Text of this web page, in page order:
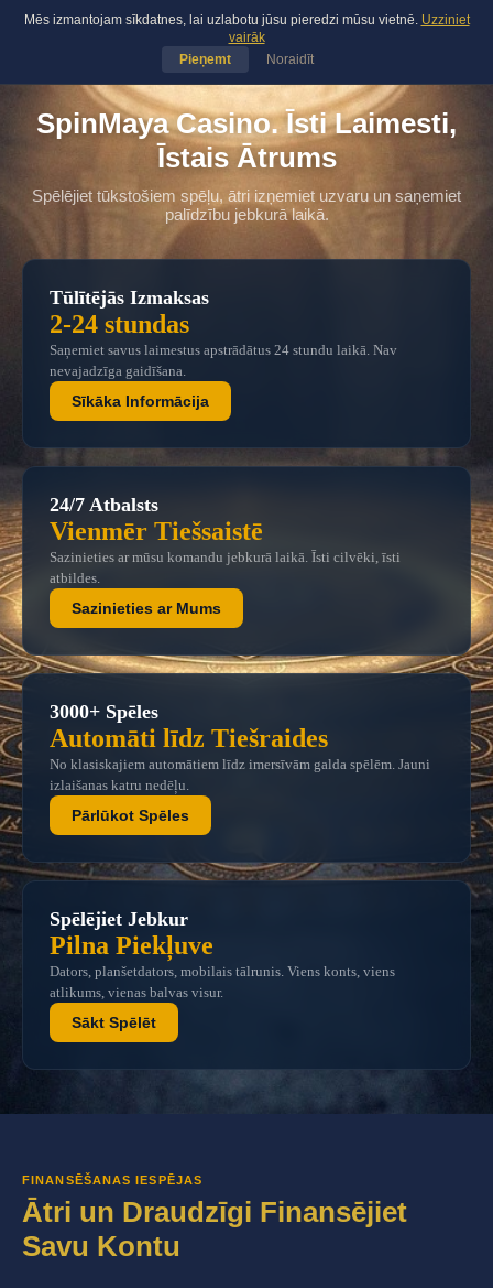
spinmaya casino
SpinMaya Casino. Īsti Laimesti,
Īstais Ātrums
Spēlējiet tūkstošiem spēļu, ātri izņemiet uzvaru un saņemiet
palīdzību jebkurā laikā.
Tūlītējās Izmaksas
2-24 stundas
Saņemiet savus laimestus apstrādātus 24 stundu laikā. Nav
nevajadzīga gaidīšana.
Sīkāka Informācija
24/7 Atbalsts
Vienmēr Tiešsaistē
Sazinieties ar mūsu komandu jebkurā laikā. Īsti cilvēki, īsti
atbildes.
Sazinieties ar Mums
3000+ Spēles
Automāti līdz Tiešraides
No klasiskajiem automātiem līdz imersīvām galda spēlēm. Jauni
izlaišanas katru nedēļu.
Pārlūkot Spēles
Spēlējiet Jebkur
Pilna Piekļuve
Dators, planšetdators, mobilais tālrunis. Viens konts, viens
atlikums, vienas balvas visur.
Sākt Spēlēt
FINANSĒŠANAS IESPĒJAS
Ātri un Draudzīgi Finansējiet
Savu Kontu
Mēs izmantojam sīkdatnes, lai uzlabotu jūsu pieredzi mūsu vietnē. Uzziniet
vairāk
Pieņemt
Noraidīt